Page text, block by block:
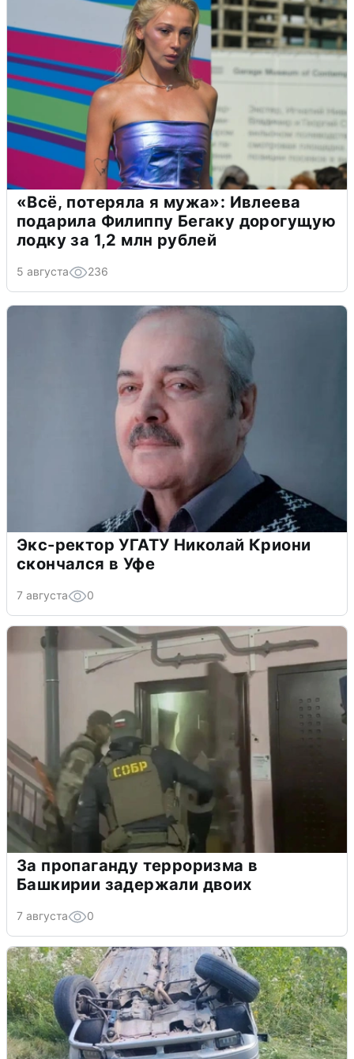
«Всё, потеряла я мужа»: Ивлеева
подарила Филиппу Бегаку дорогущую
лодку за 1,2 млн рублей
5 августа 236
Экс-ректор УГАТУ Николай Криони
скончался в Уфе
7 августа 0
За пропаганду терроризма в
Башкирии задержали двоих
7 августа 0